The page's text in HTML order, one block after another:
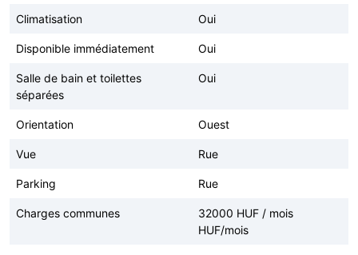
Climatisation Oui
Disponible immédiatement Oui
Salle de bain et toilettes
séparées
Oui
Orientation Ouest
Vue Rue
Parking Rue
Charges communes
32000 HUF / mois
HUF/mois